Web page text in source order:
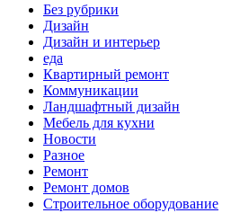
Без рубрики
Дизайн
Дизайн и интерьер
еда
Квартирный ремонт
Коммуникации
Ландшафтный дизайн
Мебель для кухни
Новости
Разное
Ремонт
Ремонт домов
Строительное оборудование